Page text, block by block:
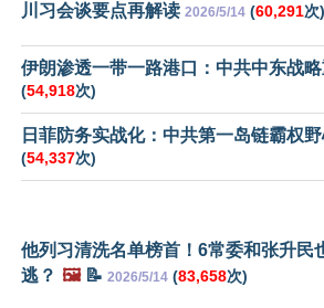
川习会谈要点再解读 2026/5/14 (60,291次)
伊朗渗透一带一路港口：中共中东战
(54,918次)
日菲防务实战化：中共第一岛链霸权
(54,337次)
他列习清洗名单榜首！6常委和张升民
逃？ 🖼️📝 2026/5/14 (83,658次)